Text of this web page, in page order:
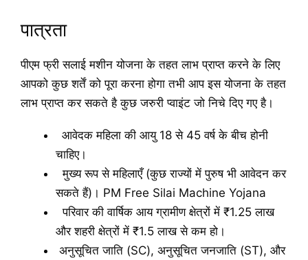
पात्रता
पीएम फ्री सलाई मशीन योजना के तहत लाभ प्राप्त करने के लिए
आपको कुछ शर्तें को पूरा करना होगा तभी आप इस योजना के तहत
लाभ प्राप्त कर सकते है कुछ जरुरी प्वाइंट जो निचे दिए गए है।
आवेदक महिला की आयु 18 से 45 वर्ष के बीच होनी
चाहिए।
मुख्य रूप से महिलाएँ (कुछ राज्यों में पुरुष भी आवेदन कर
सकते हैं)। PM Free Silai Machine Yojana
परिवार की वार्षिक आय ग्रामीण क्षेत्रों में ₹1.25 लाख
और शहरी क्षेत्रों में ₹1.5 लाख से कम हो।
अनुसूचित जाति (SC), अनुसूचित जनजाति (ST), और